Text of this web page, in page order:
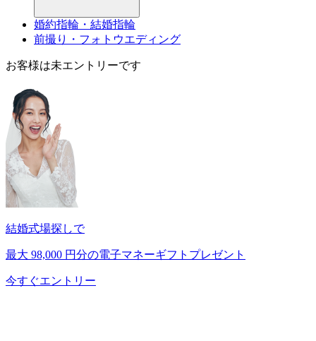
婚約指輪・結婚指輪
前撮り・フォトウエディング
お客様は未エントリーです
結婚式場探しで
最大 98,000 円分の電子マネーギフトプレゼント
今すぐエントリー